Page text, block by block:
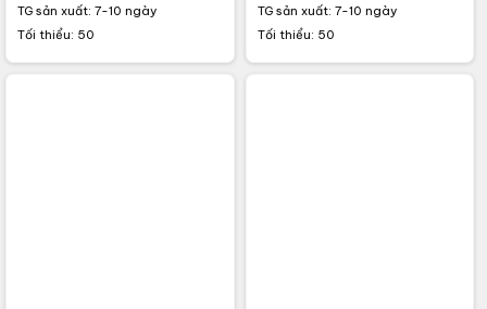
TG sản xuất: 7-10 ngày
Tối thiểu: 50
TG sản xuất: 7-10 ngày
Tối thiểu: 50